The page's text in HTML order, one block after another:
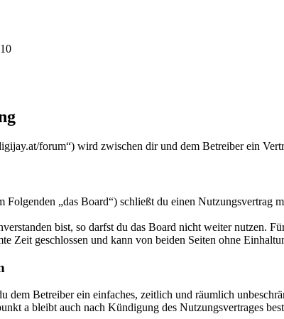
forum“) wird zwischen dir und dem Betreiber ein
„das Board“) schließt du einen Nutzungsvertrag
bist, so darfst du das Board nicht weiter nutzen.
Zeit geschlossen und kann von beiden Seiten ohne
dem Betreiber ein einfaches, zeitlich und räumlich
a bleibt auch nach Kündigung des Nutzungsvertrages